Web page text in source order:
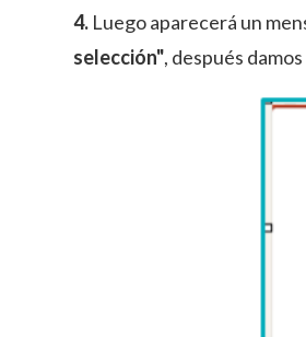
4. Luego aparecerá un
selección", después